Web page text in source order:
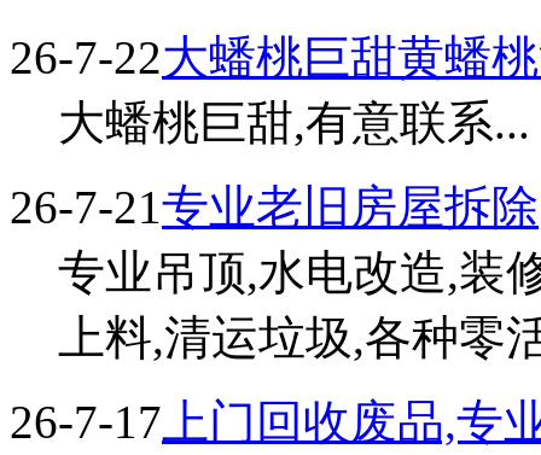
26-7-22大蟠桃巨甜黄蟠
大蟠桃巨甜,有意联系...
26-7-21专业老旧房屋拆除
专业吊顶,水电改造,装
上料,清运垃圾,各种零
26-7-17 上门回收废品,专